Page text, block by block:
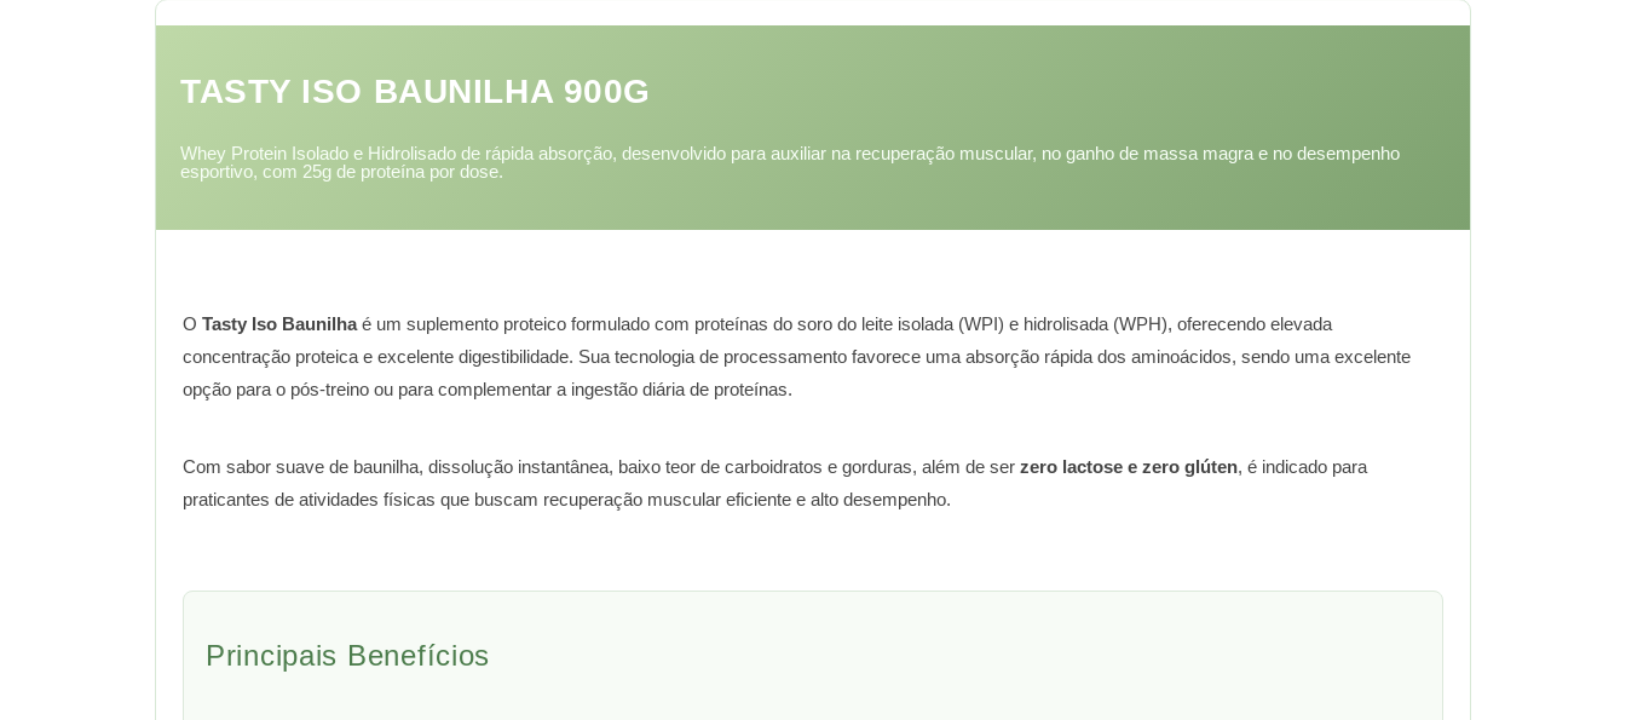
TASTY ISO BAUNILHA 900G
Whey Protein Isolado e Hidrolisado de rápida absorção, desenvolvido para auxiliar na recuperação muscular, no ganho de massa magra e no desempenho
esportivo, com 25g de proteína por dose.
O Tasty Iso Baunilhaé um suplemento proteico formulado com proteínas do soro do leite isolada (WPI) e hidrolisada (WPH), oferecendo elevada
concentração proteica e excelente digestibilidade. Sua tecnologia de processamento favorece uma absorção rápida dos aminoácidos, sendo uma excelente
opção para o pós-treino ou para complementar a ingestão diária de proteínas.
Com sabor suave de baunilha, dissolução instantânea, baixo teor de carboidratos e gorduras, além de ser zero lactose e zero glúten, é indicado para
praticantes de atividades físicas que buscam recuperação muscular eficiente e alto desempenho.
Principais Benefícios